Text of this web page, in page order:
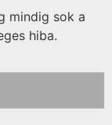
mindig sok a
hiba.